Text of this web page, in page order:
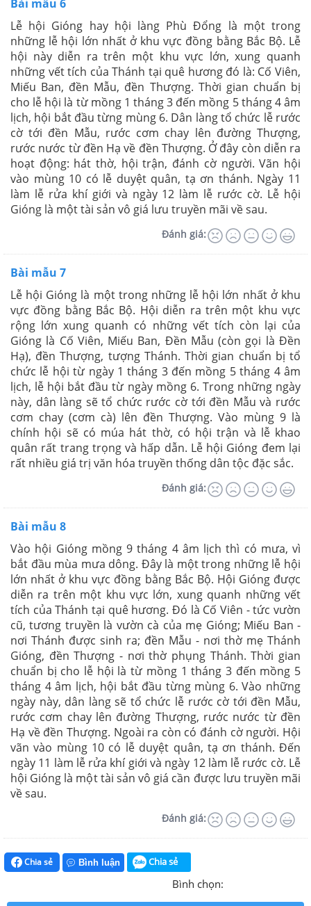
Bài mẫu 6
Lễ hội Gióng hay hội làng Phù Đổng là một trong
những lễ hội lớn nhất ở khu vực đồng bằng Bắc Bộ. Lễ
hội này diễn ra trên một khu vực lớn, xung quanh
những vết tích của Thánh tại quê hương đó là: Cố Viên,
Miếu Ban, đền Mẫu, đền Thượng. Thời gian chuẩn bị
cho lễ hội là từ mồng 1 tháng 3 đến mồng 5 tháng 4 âm
lịch, hội bắt đầu từng mùng 6. Dân làng tổ chức lễ rước
cờ tới đền Mẫu, rước cơm chay lên đường Thượng,
rước nước từ đền Hạ về đền Thượng. Ở đây còn diễn ra
hoạt động: hát thờ, hội trận, đánh cờ người. Vãn hội
vào mùng 10 có lễ duyệt quân, tạ ơn thánh. Ngày 11
làm lễ rửa khí giới và ngày 12 làm lễ rước cờ. Lễ hội
Gióng là một tài sản vô giá lưu truyền mãi về sau.
Đánh giá:
Bài mẫu 7
Lễ hội Gióng là một trong những lễ hội lớn nhất ở khu
vực đồng bằng Bắc Bộ. Hội diễn ra trên một khu vực
rộng lớn xung quanh có những vết tích còn lại của
Gióng là Cố Viên, Miếu Ban, Đền Mẫu (còn gọi là Đền
Hạ), đền Thượng, tượng Thánh. Thời gian chuẩn bị tổ
chức lễ hội từ ngày 1 tháng 3 đến mồng 5 tháng 4 âm
lịch, lễ hội bắt đầu từ ngày mồng 6. Trong những ngày
này, dân làng sẽ tổ chức rước cờ tới đền Mẫu và rước
cơm chay (cơm cà) lên đền Thượng. Vào mùng 9 là
chính hội sẽ có múa hát thờ, có hội trận và lễ khao
quân rất trang trọng và hấp dẫn. Lễ hội Gióng đem lại
rất nhiều giá trị văn hóa truyền thống dân tộc đặc sắc.
Đánh giá:
Bài mẫu 8
Vào hội Gióng mồng 9 tháng 4 âm lịch thì có mưa, vì
bắt đầu mùa mưa dông. Đây là một trong những lễ hội
lớn nhất ở khu vực đồng bằng Bắc Bộ. Hội Gióng được
diễn ra trên một khu vực lớn, xung quanh những vết
tích của Thánh tại quê hương. Đó là Cố Viên - tức vườn
cũ, tương truyền là vườn cà của mẹ Gióng; Miếu Ban -
nơi Thánh được sinh ra; đền Mẫu - nơi thờ mẹ Thánh
Gióng, đền Thượng - nơi thờ phụng Thánh. Thời gian
chuẩn bị cho lễ hội là từ mồng 1 tháng 3 đến mồng 5
tháng 4 âm lịch, hội bắt đầu từng mùng 6. Vào những
ngày này, dân làng sẽ tổ chức lễ rước cờ tới đền Mẫu,
rước cơm chay lên đường Thượng, rước nước từ đền
Hạ về đền Thượng. Ngoài ra còn có đánh cờ người. Hội
vãn vào mùng 10 có lễ duyệt quân, tạ ơn thánh. Đến
ngày 11 làm lễ rửa khí giới và ngày 12 làm lễ rước cờ. Lễ
hội Gióng là một tài sản vô giá cần được lưu truyền mãi
về sau.
Đánh giá:
Chia sẻ Bình luận Chia sẻ
Bình chọn: